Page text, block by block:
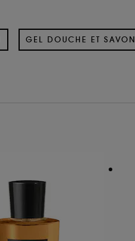
GEL DOUCHE ET SAVON